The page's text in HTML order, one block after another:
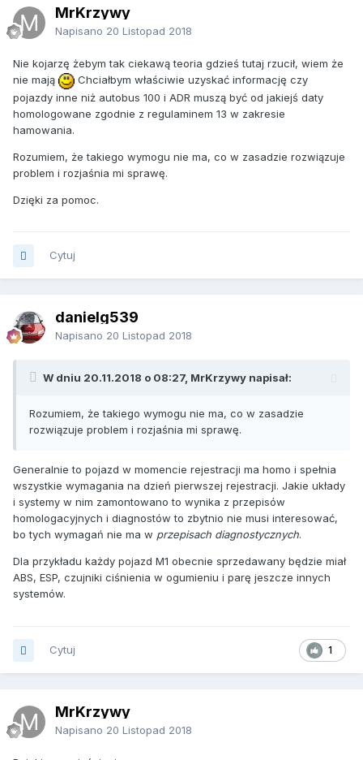
MrKrzywy
Napisano 20 Listopad 2018
Nie kojarzę żebym tak ciekawą teoria gdzieś tutaj rzucił, wiem że
nie mają
Chciałbym właściwie uzyskać informację czy
pojazdy inne niż autobus 100 i ADR muszą być od jakiejś daty
homologowane zgodnie z regulaminem 13 w zakresie
hamowania.
Rozumiem, że takiego wymogu nie ma, co w zasadzie rozwiązuje
problem i rozjaśnia mi sprawę.
Dzięki za pomoc.
Cytuj
danielg539
Napisano 20 Listopad 2018
W dniu 20.11.2018 o 08:27, MrKrzywy napisał:
Rozumiem, że takiego wymogu nie ma, co w zasadzie
rozwiązuje problem i rozjaśnia mi sprawę.
Generalnie to pojazd w momencie rejestracji ma homo i spełnia
wszystkie wymagania na dzień pierwszej rejestracji. Jakie układy
i systemy w nim zamontowano to wynika z przepisów
homologacyjnych i diagnostów to zbytnio nie musi interesować,
bo tych wymagań nie ma w przepisach diagnostycznych.
Dla przykładu każdy pojazd M1 obecnie sprzedawany będzie miał
ABS, ESP, czujniki ciśnienia w ogumieniu i parę jeszcze innych
systemów.
1
Cytuj
MrKrzywy
Napisano 20 Listopad 2018